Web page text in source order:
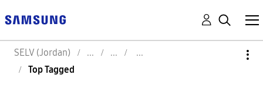
SELV (Jordan)
Top Tagged